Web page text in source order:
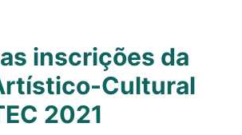
inscrições da
Cultural
2021